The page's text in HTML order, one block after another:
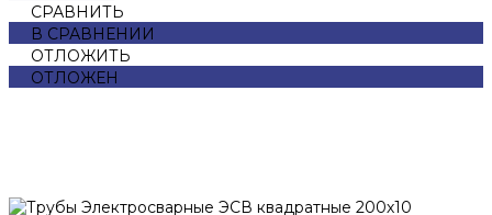
СРАВНИТЬ
В СРАВНЕНИИ
ОТЛОЖИТЬ
ОТЛОЖЕН